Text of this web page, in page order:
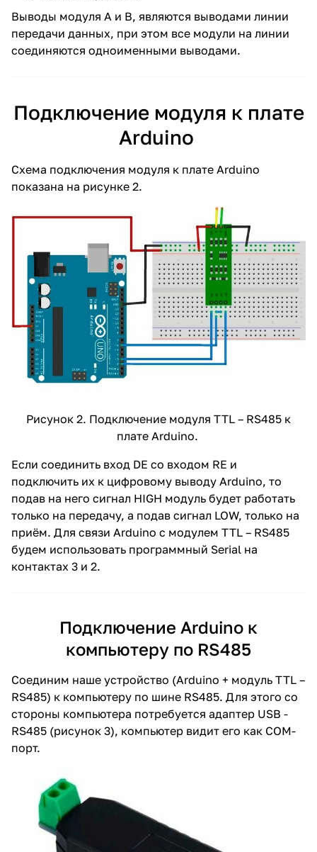
Выводы модуля A и B, являются выводами линии
передачи данных, при этом все модули на линии
соединяются одноименными выводами.
Подключение модуля к плате
Arduino
Схема подключения модуля к плате Arduino
показана на рисунке 2.
Рисунок 2. Подключение модуля TTL – RS485 к
плате Arduino.
Если соединить вход DE со входом RE и
подключить их к цифровому выводу Arduino, то
подав на него сигнал HIGH модуль будет работать
только на передачу, а подав сигнал LOW, только на
приём. Для связи Arduino с модулем TTL – RS485
будем использовать программный Serial на
контактах 3 и 2.
Подключение Arduino к
компьютеру по RS485
Соединим наше устройство (Arduino + модуль TTL –
RS485) к компьютеру по шине RS485. Для этого со
стороны компьютера потребуется адаптер USB -
RS485 (рисунок 3), компьютер видит его как COM-
порт.